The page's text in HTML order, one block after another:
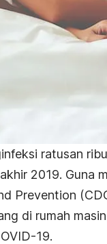
ratusan
2019. Guna
Prevention
di rumah
19.